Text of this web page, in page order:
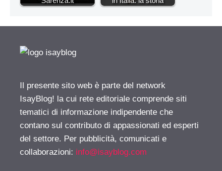
Il presente sito web è parte del network
IsayBlog! la cui rete editoriale comprende siti
tematici di informazione indipendente che
contano sul contributo di appassionati ed esperti
del settore. Per pubblicità, comunicati e
collaborazioni: info@isayblog.com